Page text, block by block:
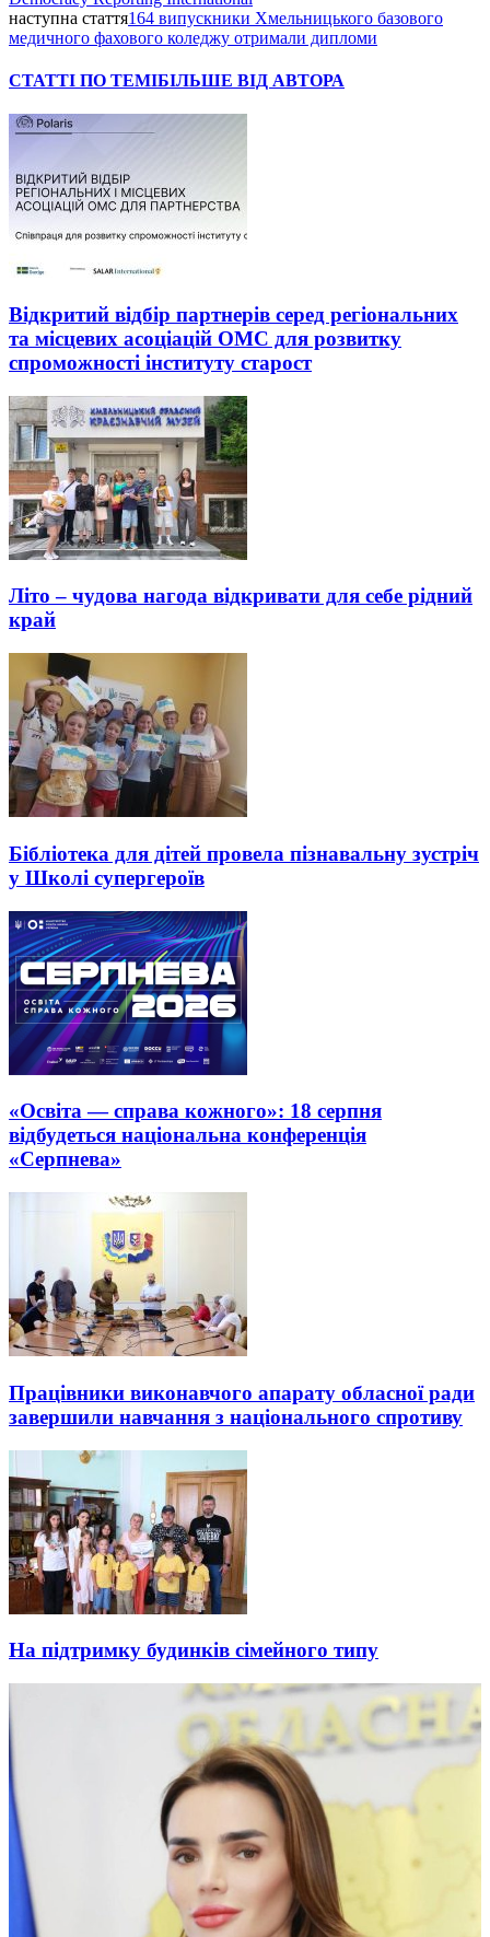
наступна стаття164 випускники Хмельницького базового
медичного фахового коледжу отримали дипломи
СТАТТІ ПО ТЕМІБІЛЬШЕ ВІД АВТОРА
Відкритий відбір партнерів серед регіональних
та місцевих асоціацій ОМС для розвитку
спроможності інституту старост
Літо – чудова нагода відкривати для себе рідний
край
Бібліотека для дітей провела пізнавальну зустріч
у Школі супергероїв
«Освіта — справа кожного»: 18 серпня
відбудеться національна конференція
«Серпнева»
Працівники виконавчого апарату обласної ради
завершили навчання з національного спротиву
На підтримку будинків сімейного типу